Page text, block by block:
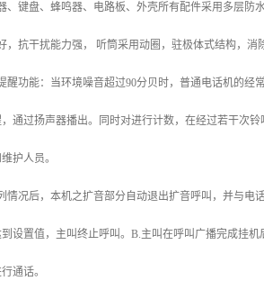
、键盘、蜂鸣器、电路板、外壳所有配件采用多层防
，抗干扰能力强， 听筒采用动圈，驻极体式结构，
醒功能：当环境噪音超过90分贝时，普通电话机的
通过扬声器播出。同时对进行计数，在经过若干次
护人员。
情况后，本机之扩音部分自动退出扩音呼叫，并与电
设置值，主叫终止呼叫。B.主叫在呼叫广播完成挂
通话。